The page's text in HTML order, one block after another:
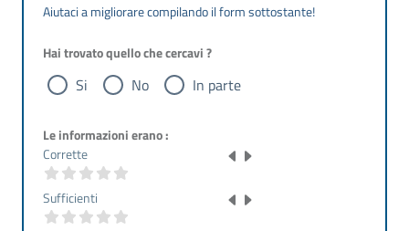
Aiutaci a migliorare compilando il form sottostante!
Hai trovato quello che cercavi ?
Si No In parte
Le informazioni erano :
Corrette
Sufficienti